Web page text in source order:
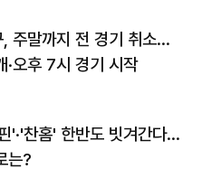
, 주말까지 전 경기 취소…
·오후 7시 경기 시작
'·'찬홈' 한반도 빗겨간다…
는?